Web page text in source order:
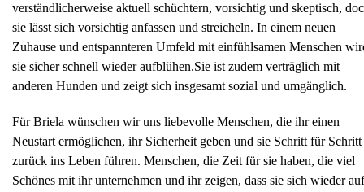
verständlicherweise aktuell schüchtern, vorsichtig und skeptisch,
sie lässt sich vorsichtig anfassen und streicheln. In einem neuen
Zuhause und entspannteren Umfeld mit einfühlsamen Menschen
sie sicher schnell wieder aufblühen.Sie ist zudem verträglich mit
anderen Hunden und zeigt sich insgesamt sozial und umgänglich.
Für Briela wünschen wir uns liebevolle Menschen, die ihr einen
Neustart ermöglichen, ihr Sicherheit geben und sie Schritt für Schritt
zurück ins Leben führen. Menschen, die Zeit für sie haben, die viel
Schönes mit ihr unternehmen und ihr zeigen, dass sie sich wieder auf